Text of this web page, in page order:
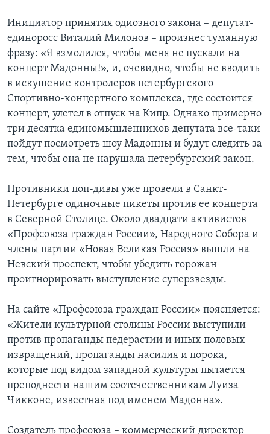
Инициатор принятия одиозного закона – депутат-
единоросс Виталий Милонов – произнес туманную
фразу: «Я взмолился, чтобы меня не пускали на
концерт Мадонны!», и, очевидно, чтобы не вводить
в искушение контролеров петербургского
Спортивно-концертного комплекса, где состоится
концерт, улетел в отпуск на Кипр. Однако примерно
три десятка единомышленников депутата все-таки
пойдут посмотреть шоу Мадонны и будут следить за
тем, чтобы она не нарушала петербургский закон.
Противники поп-дивы уже провели в Санкт-
Петербурге одиночные пикеты против ее концерта
в Северной Столице. Около двадцати активистов
«Профсоюза граждан России», Народного Собора и
члены партии «Новая Великая Россия» вышли на
Невский проспект, чтобы убедить горожан
проигнорировать выступление суперзвезды.
На сайте «Профсоюза граждан России» поясняется:
«Жители культурной столицы России выступили
против пропаганды педерастии и иных половых
извращений, пропаганды насилия и порока,
которые под видом западной культуры пытается
преподнести нашим соотечественникам Луиза
Чикконе, известная под именем Мадонна».
Создатель профсоюза – коммерческий директор